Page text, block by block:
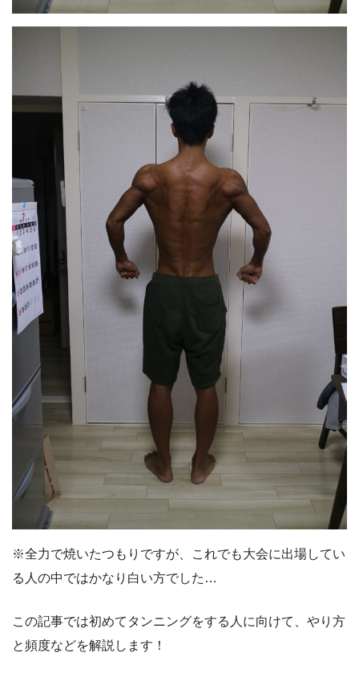
※全力で焼いたつもりですが、これでも大会に出場してい
る人の中ではかなり白い方でした…
この記事では初めてタンニングをする人に向けて、やり方
と頻度などを解説します！